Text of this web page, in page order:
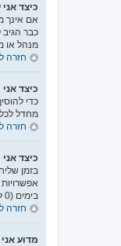
כיצד
אם אינך
כבר
מנהל או
חזרה
כיצד
כדי
מחדל
חזרה
כיצד
בזמן
בימים (0 לצמיתות) ולבסוף האפשרות אשר מאפשרת למשתמשים לשנות את ההצבעות שלהם.
חזרה
מדוע